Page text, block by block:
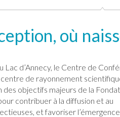
où
d’Annecy, le Centre de
de rayonnement
des objectifs majeurs de la
contribuer à la diffusion et au
et favoriser